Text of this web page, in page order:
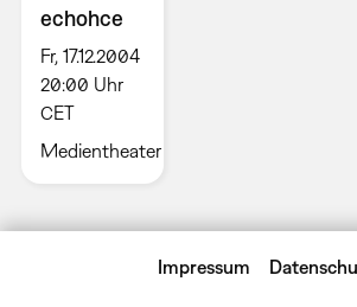
echohce
Fr, 17.12.2004
20:00 Uhr
CET
Medientheater
Impressum